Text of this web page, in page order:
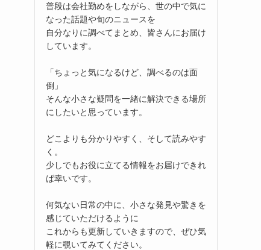
普段は会社勤めをしながら、世の中で気に
なった話題や旬のニュースを
自分なりに調べてまとめ、皆さんにお届け
しています。
「ちょっと気になるけど、調べるのは面
倒」
そんな小さな疑問を一緒に解決できる場所
にしたいと思っています。
どこよりも分かりやすく、そして読みやす
く。
少しでもお役に立てる情報をお届けできれ
ば幸いです。
何気ない日常の中に、小さな発見や驚きを
感じていただけるように
これからも更新していきますので、ぜひ気
軽に覗いてみてください。